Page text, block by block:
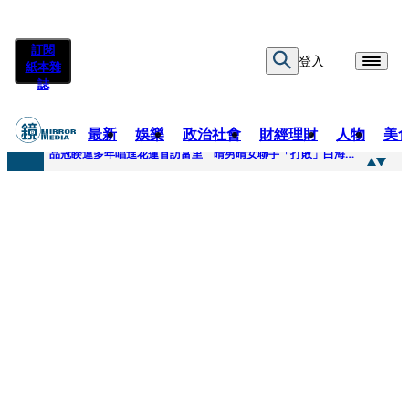
訂閱
紙本雜
誌
登入
最新 娛樂 政治社會 財經理財 人物 美
快訊
品冠睽違多年唱進花蓮首訪富里 晴男晴女聯手「打敗」白海豚颱風